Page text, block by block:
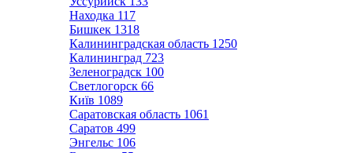
Находка 117
Бишкек 1318
Калининградская область 1250
Калининград 723
Зеленоградск 100
Светлогорск 66
Київ 1089
Саратовская область 1061
Саратов 499
Энгельс 106